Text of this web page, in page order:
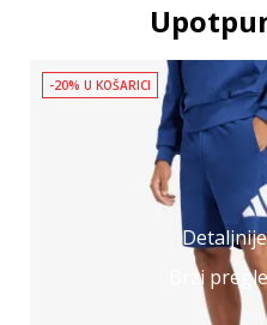
Detaljnije
Brzi
-20% U KOŠARICI